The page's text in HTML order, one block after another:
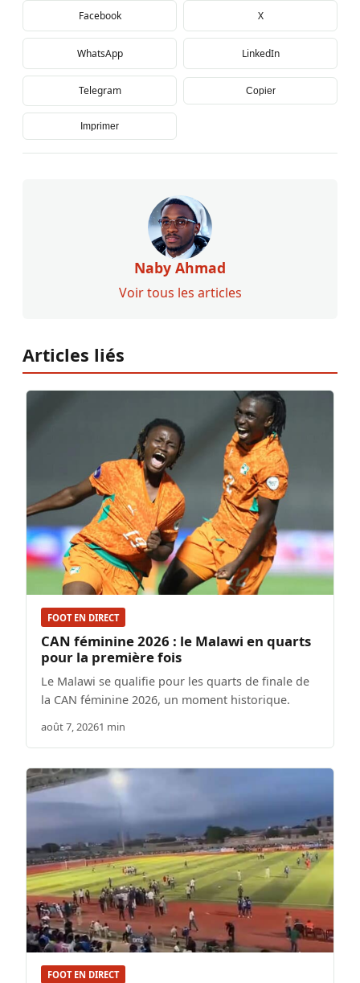
Facebook X
WhatsApp LinkedIn
Telegram Copier
Imprimer
Naby Ahmad
Voir tous les articles
Articles liés
FOOT EN DIRECT
CAN féminine 2026 : le Malawi en quarts
pour la première fois
Le Malawi se qualifie pour les quarts de finale de
la CAN féminine 2026, un moment historique.
août 7, 20261 min
FOOT EN DIRECT